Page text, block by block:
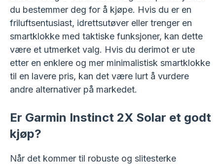
du bestemmer deg for å kjøpe. Hvis du er en
friluftsentusiast, idrettsutøver eller trenger en
smartklokke med taktiske funksjoner, kan dette
være et utmerket valg. Hvis du derimot er ute
etter en enklere og mer minimalistisk smartklokke
til en lavere pris, kan det være lurt å vurdere
andre alternativer på markedet.
Er Garmin Instinct 2X Solar et godt
kjøp?
Når det kommer til robuste og slitesterke